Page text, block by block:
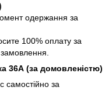
одержання за
100% оплату за
36А (за домовленістю)
самостійно за